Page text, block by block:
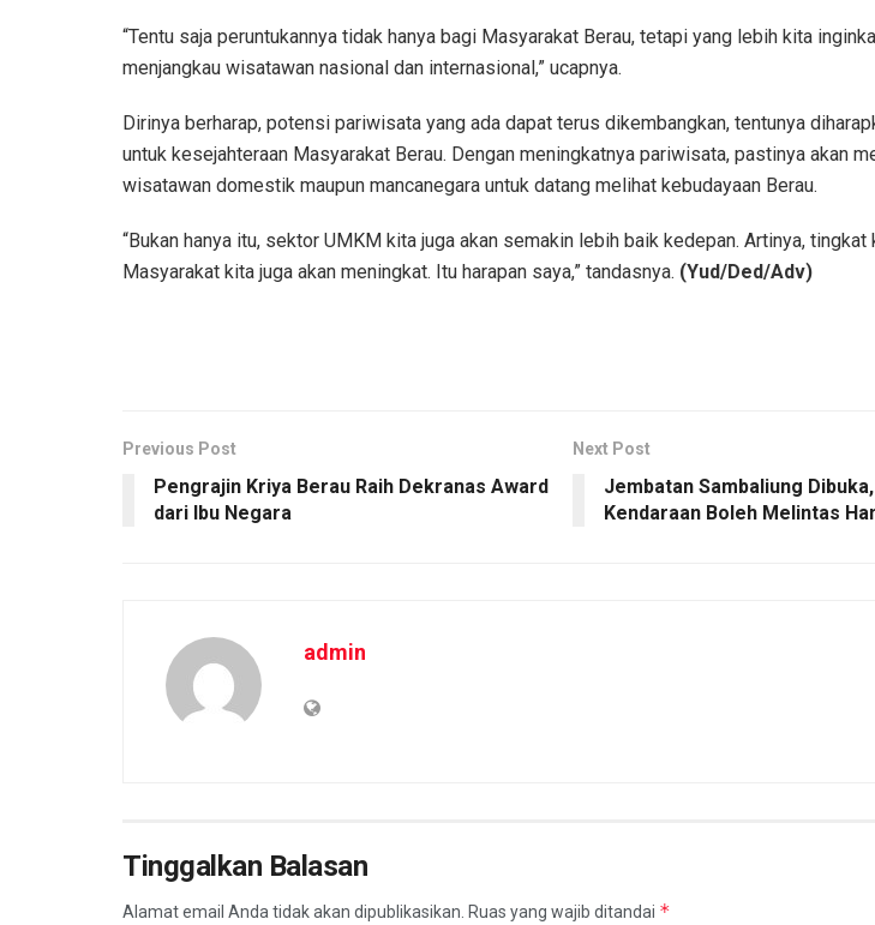
“Tentu saja peruntukannya tidak hanya bagi Masyarakat Berau, tetapi yang lebih kita
menjangkau wisatawan nasional dan internasional,” ucapnya.
Dirinya berharap, potensi pariwisata yang ada dapat terus dikembangkan, tentunya
untuk kesejahteraan Masyarakat Berau. Dengan meningkatnya pariwisata, pastinya akan
wisatawan domestik maupun mancanegara untuk datang melihat kebudayaan Berau.
“Bukan hanya itu, sektor UMKM kita juga akan semakin lebih baik kedepan. Artinya, tingkat
Masyarakat kita juga akan meningkat. Itu harapan saya,” tandasnya. (Yud/Ded/Adv)
Previous Post
Pengrajin Kriya Berau Raih Dekranas Award
dari Ibu Negara
Next Post
Jembatan Sambaliung
Kendaraan Boleh Melintas
admin
Tinggalkan Balasan
Alamat email Anda tidak akan dipublikasikan. Ruas yang wajib ditandai *